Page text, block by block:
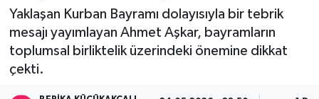
Yaklaşan Kurban Bayramı dolayısıyla bir tebrik
mesajı yayımlayan Ahmet Aşkar, bayramların
toplumsal birliktelik üzerindeki önemine dikkat
çekti.
Asayiş
Bartın
Son Dakika Haberleri
Haber Arşivi